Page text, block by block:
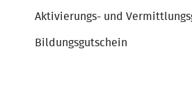
Aktivierungs- und
Bildungsgutschein